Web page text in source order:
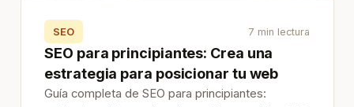
SEO 7 min lectura
SEO para principiantes: Crea una
estrategia para posicionar tu web
Guía completa de SEO para principiantes: